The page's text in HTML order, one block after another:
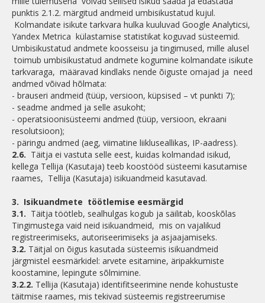
punktis 2.1.2. märgitud andmeid umbisikustatud kujul.
Kolmandate isikute tarkvara hulka kuuluvad Google Analyticsi,
Yandex Metrica külastamise statistikat koguvad süsteemid.
Umbisikustatud andmete koosseisu ja tingimused, mille alusel
toimub umbisikustatud andmete kogumine kolmandate isikute
tarkvaraga, määravad kindlaks nende õiguste omajad ja need
andmed võivad hõlmata:
- brauseri andmeid (tüüp, versioon, küpsised – vt punkti 7);
- seadme andmed ja selle asukoht;
- operatsioonisüsteemi andmed (tüüp, versioon, ekraani
resolutsioon);
- päringu andmed (aeg, viimatine liikluseallikas, IP-aadress).
2.6. Täitja ei vastuta selle eest, kuidas kolmandad isikud,
kellega Tellija (Kasutaja) teeb koostööd süsteemi kasutamise
raames, Tellija (Kasutaja) isikuandmeid kasutavad.
3. Isikuandmete töötlemise eesmärgid
3.1. Täitja töötleb, sealhulgas kogub ja säilitab, kooskõlas
Tingimustega vaid neid isikuandmeid, mis on vajalikud
registreerimiseks, autoriseerimiseks ja asjaajamiseks.
3.2. Täitjal on õigus kasutada süsteemis isikuandmeid
järgmistel eesmärkidel: arvete esitamine, äripakkumiste
koostamine, lepingute sõlmimine.
3.2.2. Tellija (Kasutaja) identifitseerimine nende kohustuste
täitmise raames, mis tekivad süsteemis registreerumise